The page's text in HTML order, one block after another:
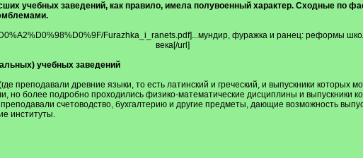
учебных заведений, как правило, имела полувоенный характер. Сходные по
Furazhka_i_ranets.pdf]...мундир, фуражка и ранец: реформы
века[/url]
учебных заведений
преподавали древние языки, то есть латинский и греческий, и выпускники которых
но более подробно проходились физико-математические дисциплины и выпускники
счетоводство, бухгалтерию и другие предметы, дающие возможность
институты.